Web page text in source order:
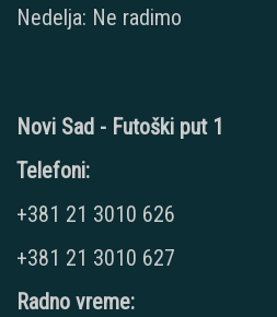
Nedelja: Ne radimo
Novi Sad - Futoški put 1
Telefoni:
+381 21 3010 626
+381 21 3010 627
Radno vreme: